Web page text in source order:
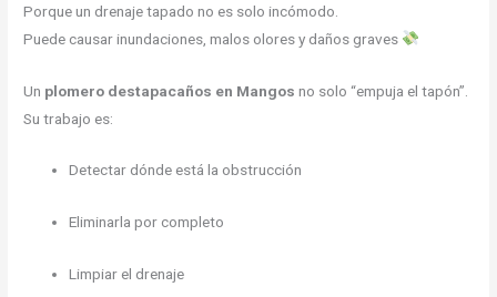
Porque un drenaje tapado no es solo incómodo.
Puede causar inundaciones, malos olores y daños graves
Un plomero destapacaños en Mangos no solo “empuja el tapón”.
Su trabajo es:
Detectar dónde está la obstrucción
Eliminarla por completo
Limpiar el drenaje